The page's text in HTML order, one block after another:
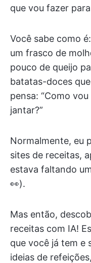
que vou fazer para
Você sabe como
um frasco de
pouco de queijo
batatas-doces
pensa: “Como
jantar?”
Normalmente, eu
sites de receitas,
estava faltando
👀).
Mas então,
receitas com IA!
que você já tem e
ideias de